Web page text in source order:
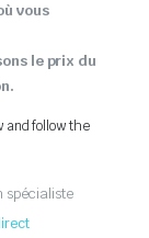
vous
le prix du
and follow the
spécialiste